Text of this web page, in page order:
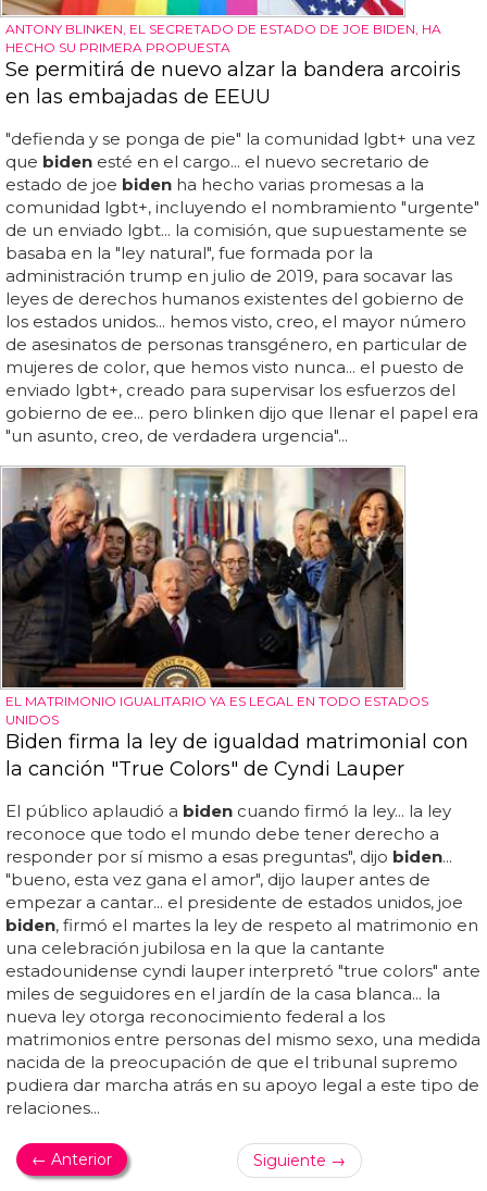
ANTONY BLINKEN, EL SECRETADO DE ESTADO DE JOE BIDEN, HA
HECHO SU PRIMERA PROPUESTA
Se permitirá de nuevo alzar la bandera arcoiris
en las embajadas de EEUU
"defienda y se ponga de pie" la comunidad lgbt+ una vez
que biden esté en el cargo... el nuevo secretario de
estado de joe biden ha hecho varias promesas a la
comunidad lgbt+, incluyendo el nombramiento "urgente"
de un enviado lgbt... la comisión, que supuestamente se
basaba en la "ley natural", fue formada por la
administración trump en julio de 2019, para socavar las
leyes de derechos humanos existentes del gobierno de
los estados unidos... hemos visto, creo, el mayor número
de asesinatos de personas transgénero, en particular de
mujeres de color, que hemos visto nunca... el puesto de
enviado lgbt+, creado para supervisar los esfuerzos del
gobierno de ee... pero blinken dijo que llenar el papel era
"un asunto, creo, de verdadera urgencia"...
EL MATRIMONIO IGUALITARIO YA ES LEGAL EN TODO ESTADOS
UNIDOS
Biden firma la ley de igualdad matrimonial con
la canción "True Colors" de Cyndi Lauper
El público aplaudió a biden cuando firmó la ley... la ley
reconoce que todo el mundo debe tener derecho a
responder por sí mismo a esas preguntas", dijo biden...
"bueno, esta vez gana el amor", dijo lauper antes de
empezar a cantar... el presidente de estados unidos, joe
biden, firmó el martes la ley de respeto al matrimonio en
una celebración jubilosa en la que la cantante
estadounidense cyndi lauper interpretó "true colors" ante
miles de seguidores en el jardín de la casa blanca... la
nueva ley otorga reconocimiento federal a los
matrimonios entre personas del mismo sexo, una medida
nacida de la preocupación de que el tribunal supremo
pudiera dar marcha atrás en su apoyo legal a este tipo de
relaciones...
← Anterior Siguiente →